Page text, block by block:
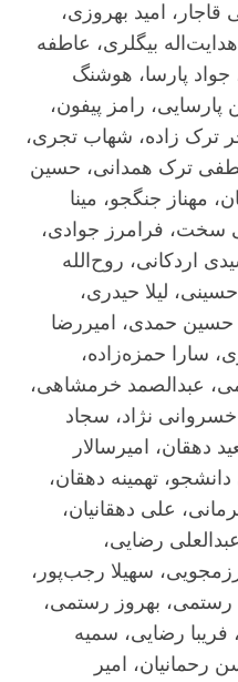
امید بهروزی،
بیگلری، عاطفه
جواد پارسا، هوشنگ
پارسایی، رامز پیفون،
ترک زاده، شهاب تجری،
ترک همدانی، حسین
مهناز جنگجو، مینا
فرامرز جوادی،
اردکانی، روح‌الله
لیلا حیدری،
حسین حمدی، امیررضا
سارا حمزه‌زاده،
عبدالصمد خرمشاهی،
نژاد، سجاد
دهقان، امیرسالار
تهمینه دهقان،
علی دهقانیان،
رضایی،
سهیلا رجب‌پور،
رستمی، بهروز رستمی،
رضایی، سمیه
امیر